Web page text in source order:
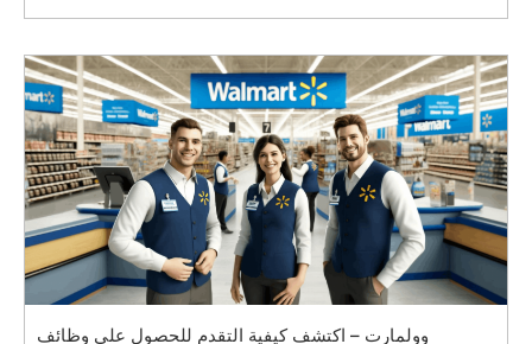
وولمارت – اكتشف كيفية التقدم للحصول على وظائف